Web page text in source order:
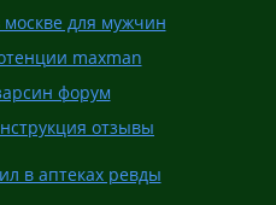
москве для мужчин
maxman
форум
отзывы
в аптеках ревды